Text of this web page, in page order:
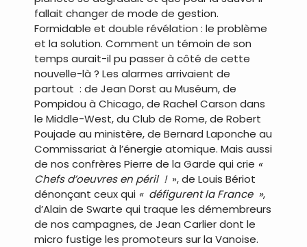
fallait changer de mode de gestion.
Formidable et double révélation : le problème
et la solution. Comment un témoin de son
temps aurait-il pu passer à côté de cette
nouvelle-là ? Les alarmes arrivaient de
partout : de Jean Dorst au Muséum, de
Pompidou à Chicago, de Rachel Carson dans
le Middle-West, du Club de Rome, de Robert
Poujade au ministère, de Bernard Laponche au
Commissariat à l’énergie atomique. Mais aussi
de nos confrères Pierre de la Garde qui crie «
Chefs d’oeuvres en péril ! », de Louis Bériot
dénonçant ceux qui « défigurent la France »,
d’Alain de Swarte qui traque les démembreurs
de nos campagnes, de Jean Carlier dont le
micro fustige les promoteurs sur la Vanoise.